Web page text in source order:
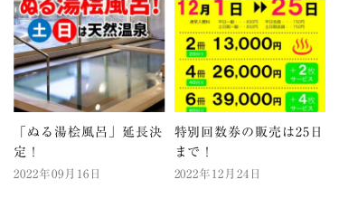
「ぬる湯桧風呂」延長決
定！
2022年09月16日
特別回数券の販売は25日
まで！
2022年12月24日